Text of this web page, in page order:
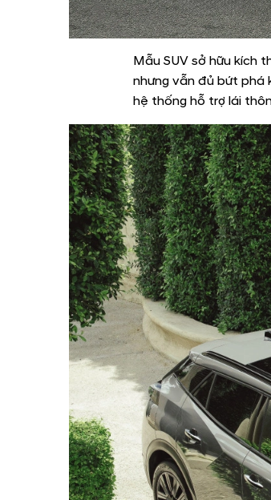
Mẫu SUV sở hữu kích
nhưng vẫn đủ bứt phá
hệ thống hỗ trợ lái